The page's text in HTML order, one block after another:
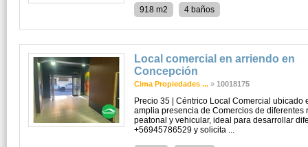
918 m2 4 baños
Local comercial en arriendo en
Concepción
Cima Propiedades ... » 10018175
Precio 35 | Céntrico Local Comercial ubicado
amplia presencia de Comercios de diferentes
peatonal y vehicular, ideal para desarrollar
+56945786529 y solicita ...